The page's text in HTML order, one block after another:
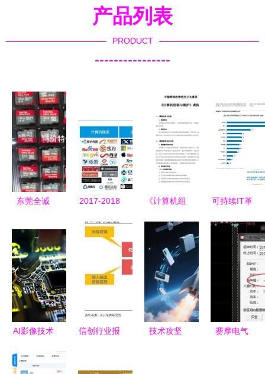
产品列表
PRODUCT
----------------
东莞全诚
储与安全，
引领通信技
术创新
2017-2018
产业链分析
设备与计算
机软硬件的
《计算机组
课程标准
软硬件结合
的系统化教
学实施方案
可持续IT革
色通信技术
的时机已到
AI影像技术
雅森科技获
信创行业报
技术攻坚
赛摩电气